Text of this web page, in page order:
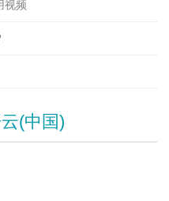
视频
(中国)